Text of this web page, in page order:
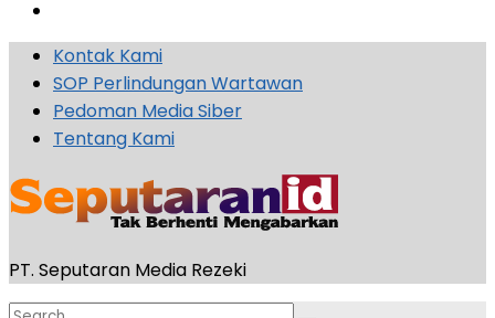
Kontak Kami
SOP Perlindungan Wartawan
Pedoman Media Siber
Tentang Kami
PT. Seputaran Media Rezeki